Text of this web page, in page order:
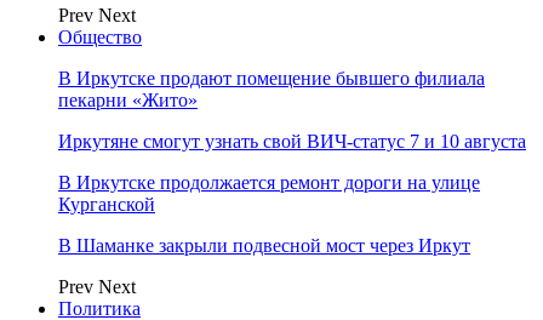
Prev Next
Общество
В Иркутске продают помещение бывшего филиала
пекарни «Жито»
Иркутяне смогут узнать свой ВИЧ-статус 7 и 10 августа
В Иркутске продолжается ремонт дороги на улице
Курганской
В Шаманке закрыли подвесной мост через Иркут
Prev Next
Политика